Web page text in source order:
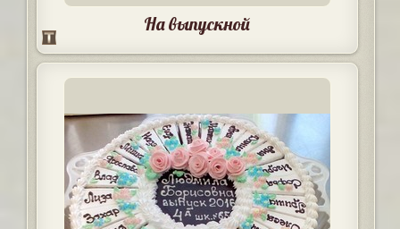
На выпускной